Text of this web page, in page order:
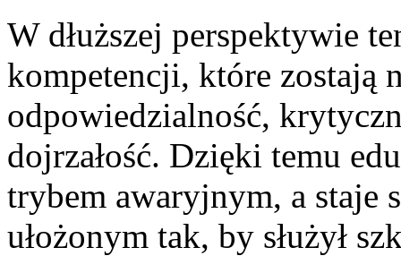
W dłuższej perspektywie
kompetencji, które zostają
odpowiedzialność,
dojrzałość. Dzięki temu
trybem awaryjnym, a staje
ułożonym tak, by służył